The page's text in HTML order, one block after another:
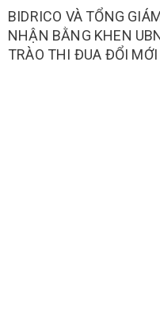
BIDRICO VÀ TỔNG
NHẬN BẰNG KHEN
TRÀO THI ĐUA ĐỔI